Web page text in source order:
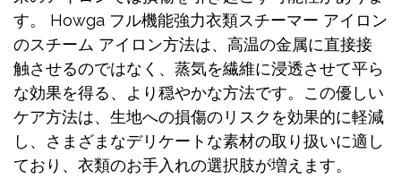
す。 Howga フル機能強力衣類スチーマー アイロン
のスチーム アイロン方法は、高温の金属に直接接
触させるのではなく、蒸気を繊維に浸透させて平ら
な効果を得る、より穏やかな方法です。この優しい
ケア方法は、生地への損傷のリスクを効果的に軽減
し、さまざまなデリケートな素材の取り扱いに適し
ており、衣類のお手入れの選択肢が増えます。